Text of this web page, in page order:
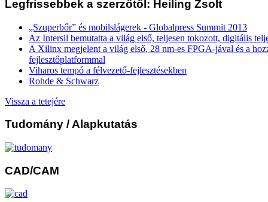
Legfrissebbek a szerzőtől: Heiling Zsolt
„Szuperbőr” és mobilslágerek - Globalpress Summit 2013
Az Intersil bemutatta a világ első, teljesen tokozott, digitális
A Xilinx megjelent a világ első, 28 nm-es FPGA-jával és a
fejlesztőplatformmal
Viharos tempó a félvezető-fejlesztésekben
Rohde & Schwarz
Vissza a tetejére
Tudomány / Alapkutatás
CAD/CAM